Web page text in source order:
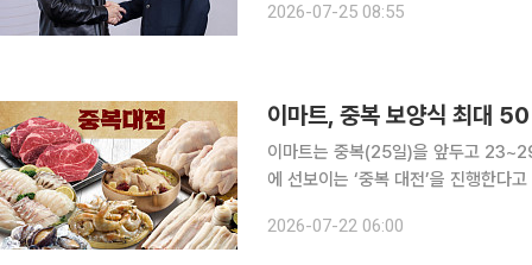
황금시대"라고 평가했고, 이 대통령
2026-07-25 08:55
이마트, 중복 보양식 최대
이마트는 중복(25일)을 앞두고
에 선보이는 ‘중복 대전’을 진행한다고 22일 밝혔다. 우선 국내산 생닭
할인한다. 집에서 간편하게 먹을 수
2026-07-22 06:00